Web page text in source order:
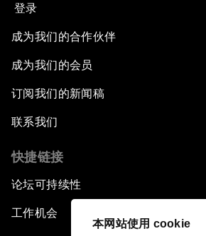
本网站使用 cookie
登录
成为我们的合作伙伴
成为我们的会员
订阅我们的新闻稿
联系我们
快捷链接
论坛可持续性
工作机会